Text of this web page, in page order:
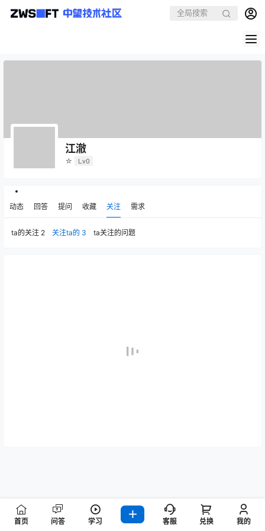
江澈
☆ Lv0
动态 回答 提问 收藏 关注 需求
ta的关注 2 关注ta的 3 ta关注的问题
首页 问答 学习 客服 兑换 我的